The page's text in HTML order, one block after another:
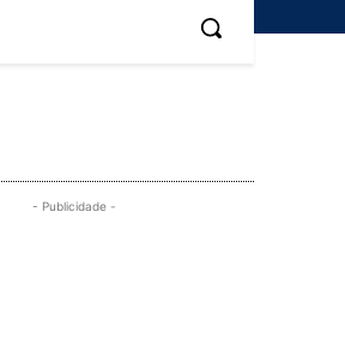
- Publicidade -